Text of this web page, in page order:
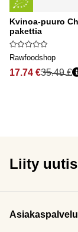
Kvinoa-puuro
pakettia
Rawfoodshop
17.74 €35.49 €
Liity
Asiakaspalvelu